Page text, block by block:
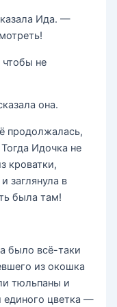
Ида. —
чтобы не
она.
продолжалась,
Идочка не
кроватки,
заглянула в
была там!
было всё-таки
из окошка
тюльпаны и
единого цветка —